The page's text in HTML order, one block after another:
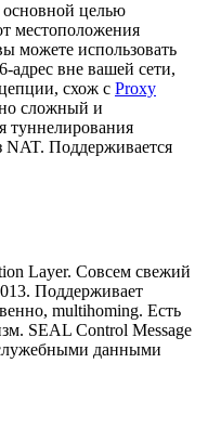
основной целью
местоположения
можете использовать
вне вашей сети,
схож с Proxy
сложный и
туннелирования
NAT. Поддерживается
Layer. Совсем свежий
Поддерживает
multihoming. Есть
SEAL Control Message
данными